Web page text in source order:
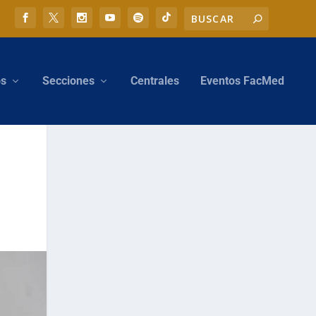
Secciones Centrales Eventos FacMed